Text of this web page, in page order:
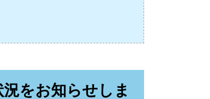
をお知らせしま